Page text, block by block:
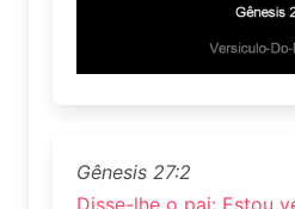
Gênesis 27:2